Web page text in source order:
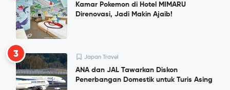
Kamar Pokemon di Hotel MIMARU
Direnovasi, Jadi Makin Ajaib!
3 Japan Travel
ANA dan JAL Tawarkan Diskon
Penerbangan Domestik untuk Turis Asing